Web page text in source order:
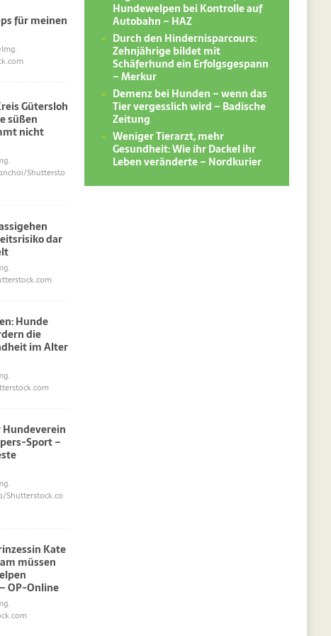
für meinen
Gütersloh
süßen
nicht
Shuttersto
dar
Hunde
die
im Alter
Hundeverein
Sport –
Shutterstock.co
Kate
müssen
OP-Online
Hundewelpen bei Kontrolle auf
Autobahn – HAZ
Durch den Hindernisparcours:
Zehnjährige bildet mit
Schäferhund ein Erfolgsgespann
– Merkur
Demenz bei Hunden – wenn das
Tier vergesslich wird – Badische
Zeitung
Weniger Tierarzt, mehr
Gesundheit: Wie ihr Dackel ihr
Leben veränderte – Nordkurier